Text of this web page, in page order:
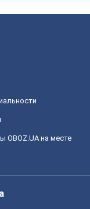
OBOZ.UA на месте